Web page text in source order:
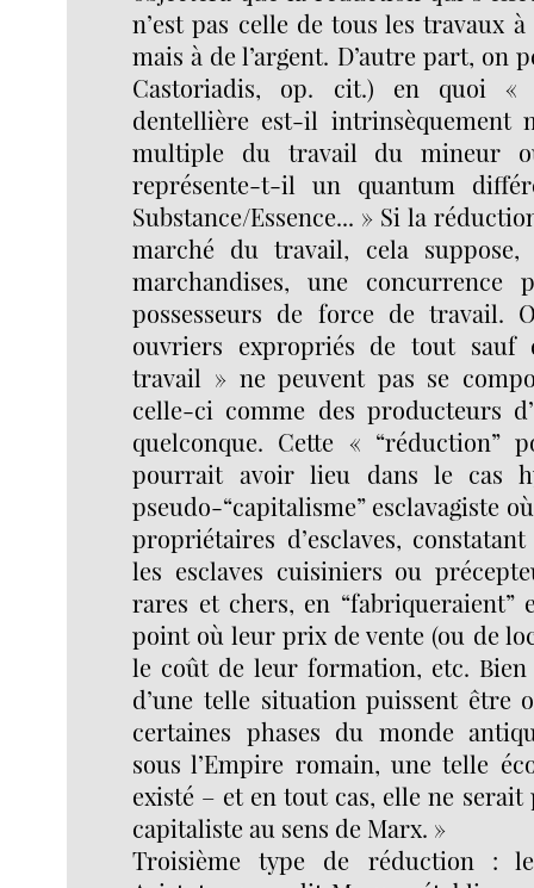
n’est pas celle de tous les travaux
mais à de l’argent. D’autre part, on
Castoriadis, op. cit.) en quoi
dentellière est-il intrinsèquement
multiple du travail du mineur
représente-t-il un quantum
Substance/Essence... » Si la
marché du travail, cela
marchandises, une concurrence
possesseurs de force de travail.
ouvriers expropriés de tout
travail » ne peuvent pas se
celle-ci comme des producteurs
quelconque. Cette « “réduction”
pourrait avoir lieu dans le cas
pseudo-“capitalisme” esclavagiste
propriétaires d’esclaves,
les esclaves cuisiniers ou
rares et chers, en “fabriqueraient”
point où leur prix de vente (ou de
le coût de leur formation, etc. Bien
d’une telle situation puissent être
certaines phases du monde
sous l’Empire romain, une telle
existé – et en tout cas, elle ne serait
capitaliste au sens de Marx. »
Troisième type de réduction :